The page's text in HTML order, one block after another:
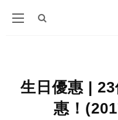
生日優惠 |
惠！